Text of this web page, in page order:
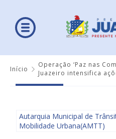
Início
Operação ‘Paz nas
Juazeiro intensifica
Autarquia Municipal de
Mobilidade Urbana(AMTT)